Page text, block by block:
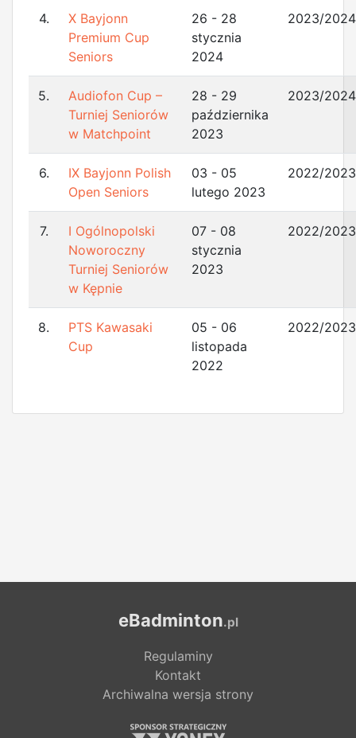
4.
X Bayjonn
Premium Cup
Seniors
26 - 28
stycznia
2024
2023/2024
5.
Audiofon Cup –
Turniej Seniorów
w Matchpoint
28 - 29
października
2023
2023/2024
6.
IX Bayjonn Polish
Open Seniors
03 - 05
lutego 2023
2022/2023
7.
I Ogólnopolski
Noworoczny
Turniej Seniorów
w Kępnie
07 - 08
stycznia
2023
2022/2023
8.
PTS Kawasaki
Cup
05 - 06
listopada
2022
2022/2023
eBadminton.pl
Regulaminy
Kontakt
Archiwalna wersja strony